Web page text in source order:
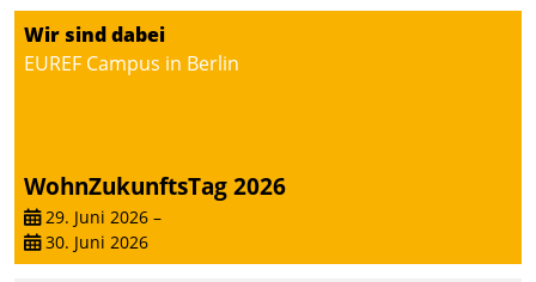
Wir sind dabei
EUREF Campus in Berlin
WohnZukunftsTag 2026
29. Juni 2026 –
30. Juni 2026